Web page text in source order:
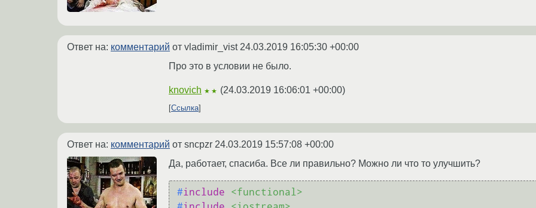
Ответ на: комментарий от vladimir_vist 24.03.2019 16:05:30 +00:00
Про это в условии не было.
knovich ★★ (24.03.2019 16:06:01 +00:00)
Ссылка
Ответ на: комментарий от sncpzr 24.03.2019 15:57:08 +00:00
Да, работает, спасиба. Все ли правильно? Можно ли что то улучшить?
#include
<functional>